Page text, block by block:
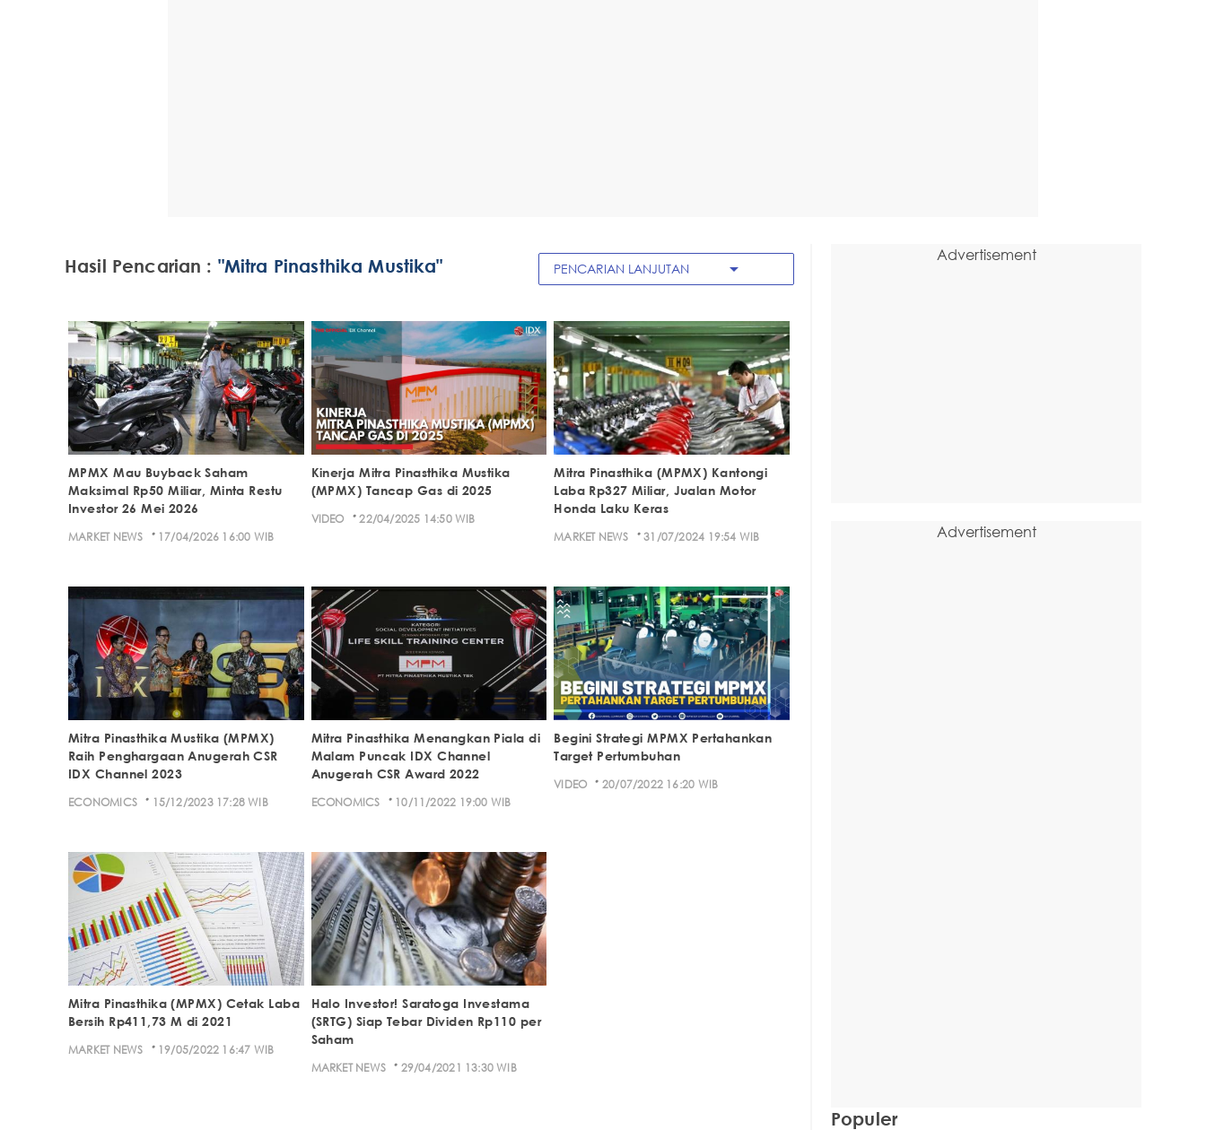
Hasil Pencarian : "Mitra Pinasthika Mustika" PENCARIAN LANJUTAN arrow_drop_down
MPMX Mau Buyback Saham
Maksimal Rp50 Miliar, Minta Restu
Investor 26 Mei 2026
MARKET NEWS · 17/04/2026 16:00 WIB
Kinerja Mitra Pinasthika Mustika
(MPMX) Tancap Gas di 2025
VIDEO · 22/04/2025 14:50 WIB
Mitra Pinasthika (MPMX) Kantongi
Laba Rp327 Miliar, Jualan Motor
Honda Laku Keras
MARKET NEWS · 31/07/2024 19:54 WIB
Mitra Pinasthika Mustika (MPMX)
Raih Penghargaan Anugerah CSR
IDX Channel 2023
ECONOMICS · 15/12/2023 17:28 WIB
Mitra Pinasthika Menangkan Piala di
Malam Puncak IDX Channel
Anugerah CSR Award 2022
ECONOMICS · 10/11/2022 19:00 WIB
Begini Strategi MPMX Pertahankan
Target Pertumbuhan
VIDEO · 20/07/2022 16:20 WIB
Mitra Pinasthika (MPMX) Cetak Laba
Bersih Rp411,73 M di 2021
MARKET NEWS · 19/05/2022 16:47 WIB
Halo Investor! Saratoga Investama
(SRTG) Siap Tebar Dividen Rp110 per
Saham
MARKET NEWS · 29/04/2021 13:30 WIB
Advertisement
Advertisement
Populer